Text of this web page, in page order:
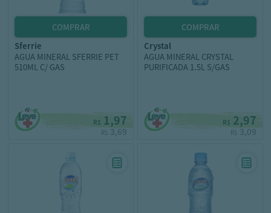
sferrie
AGUA MINERAL SFERRIE PET
510ML C/ GAS
R$ 1,97
R$ 3,69
crystal
AGUA MINERAL CRYSTAL
PURIFICADA 1.5L S/GAS
R$ 2,97
R$ 3,09